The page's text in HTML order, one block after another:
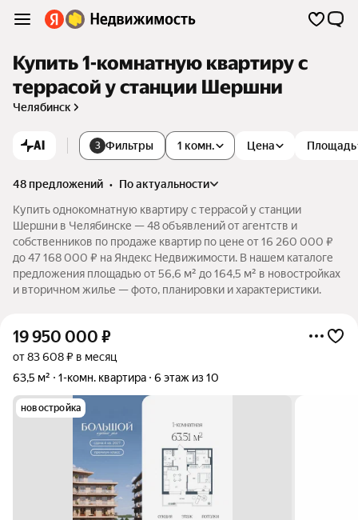
Купить 1-комнатную квартиру с
террасой у станции Шершни
Челябинск
AI 3 Фильтры 1 комн. Цена Площадь
48 предложений •
по актуальности
Купить однокомнатную квартиру с террасой у станции
Шершни в Челябинске — 48 объявлений от агентств и
собственников по продаже квартир по цене от 16 260 000 ₽
до 47 168 000 ₽ на Яндекс Недвижимости. В нашем каталоге
предложения площадью от 56,6 м² до 164,5 м² в новостройках
и вторичном жилье — фото, планировки и характеристики.
19 950 000 ₽
от 83 608 ₽ в месяц
63,5 м²
1-комн. квартира 6 этаж из 10
новостройка